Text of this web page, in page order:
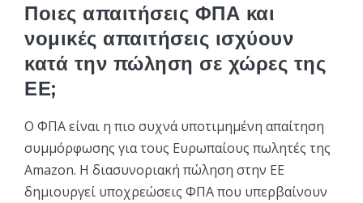
Ποιες απαιτήσεις ΦΠΑ και
νομικές απαιτήσεις ισχύουν
κατά την πώληση σε χώρες της
ΕΕ;
Ο ΦΠΑ είναι η πιο συχνά υποτιμημένη απαίτηση
συμμόρφωσης για τους Ευρωπαίους πωλητές της
Amazon. Η διασυνοριακή πώληση στην ΕΕ
δημιουργεί υποχρεώσεις ΦΠΑ που υπερβαίνουν